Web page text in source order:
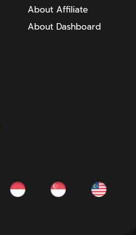
About Affiliate
About Dashboard